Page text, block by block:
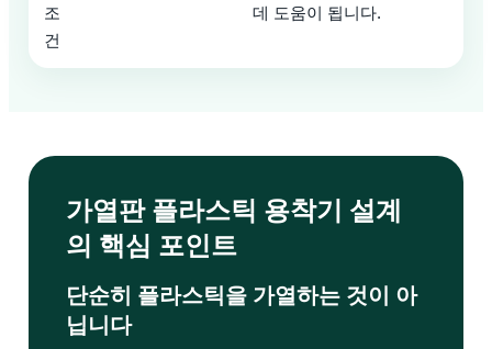
조
건
데 도움이 됩니다.
가열판 플라스틱 용착기 설계
의 핵심 포인트
단순히 플라스틱을 가열하는 것이 아
닙니다